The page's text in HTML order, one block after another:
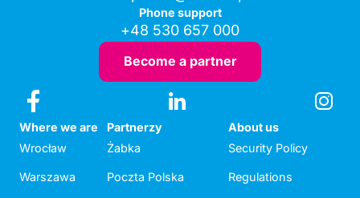
Phone support
+48 530 657 000
Become a partner
Where we are
Wrocław
Warszawa
Partnerzy
Żabka
Poczta Polska
About us
Security Policy
Regulations